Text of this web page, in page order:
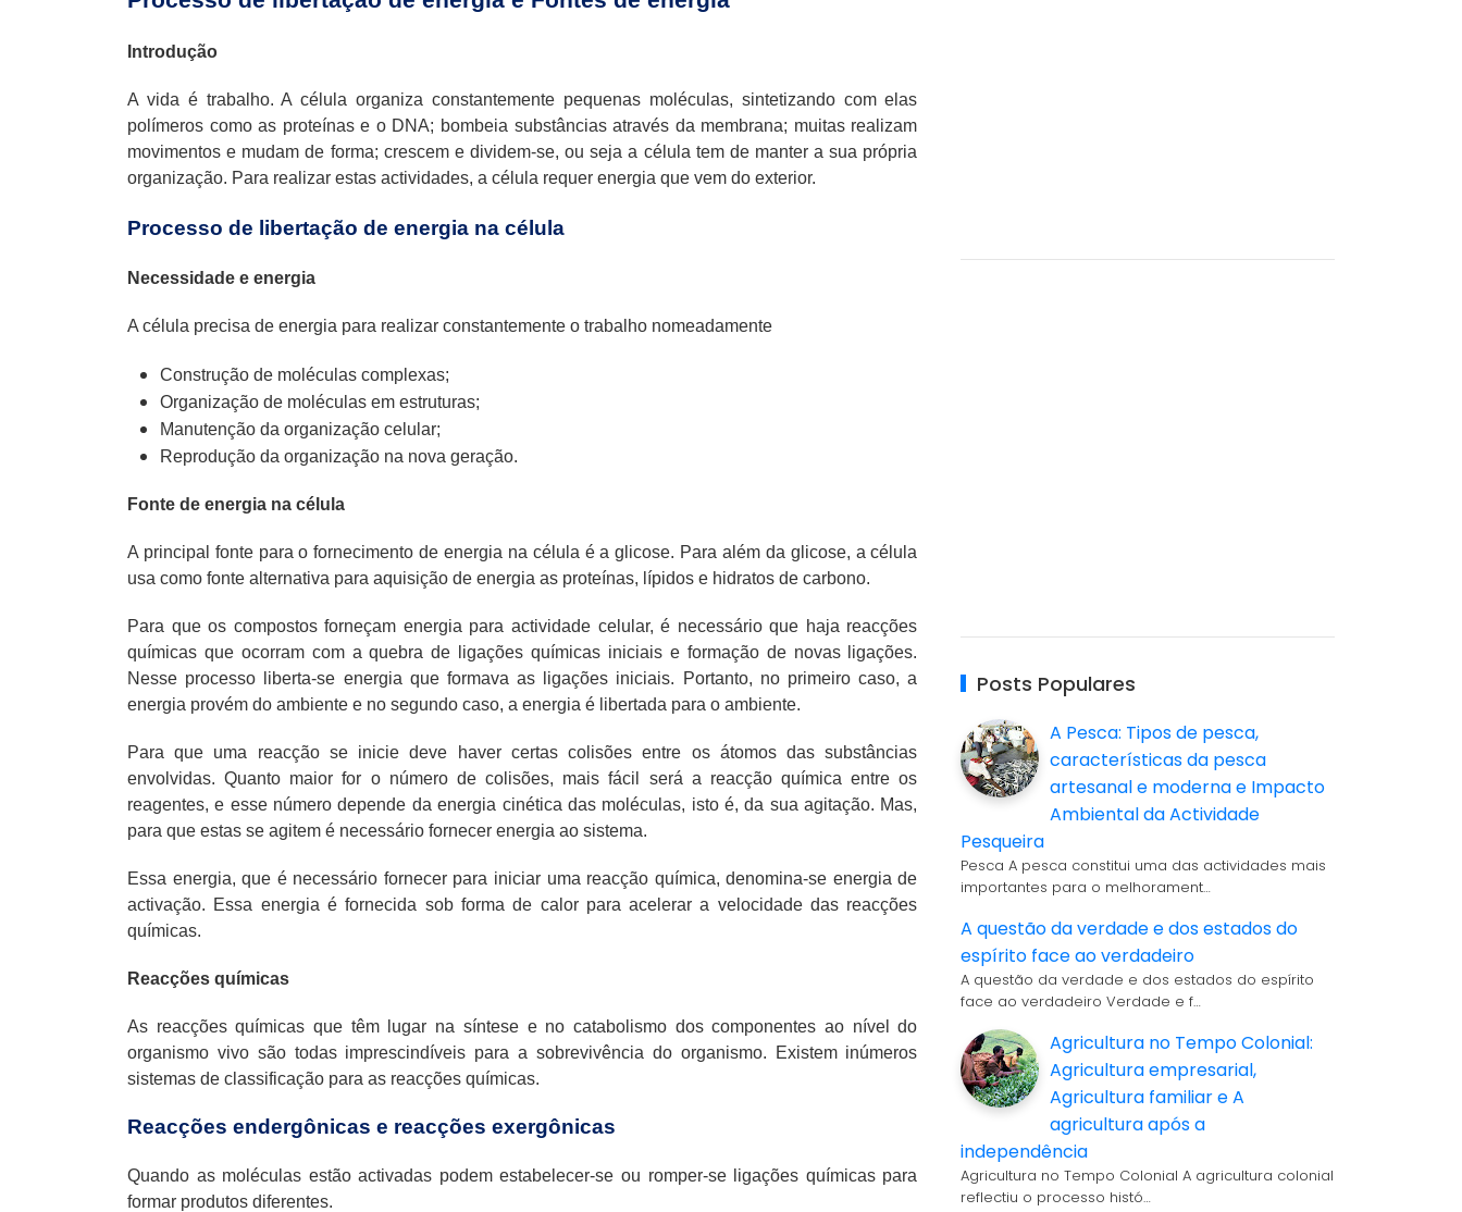
Introdução
A vida é trabalho. A célula organiza constantemente pequenas moléculas, sintetizando com elas
polímeros como as proteínas e o DNA; bombeia substâncias através da membrana; muitas realizam
movimentos e mudam de forma; crescem e dividem-se, ou seja a célula tem de manter a sua própria
organização. Para realizar estas actividades, a célula requer energia que vem do exterior.
Processo de libertação de energia na célula
Necessidade e energia
A célula precisa de energia para realizar constantemente o trabalho nomeadamente
Construção de moléculas complexas;
Organização de moléculas em estruturas;
Manutenção da organização celular;
Reprodução da organização na nova geração.
Fonte de energia na célula
A principal fonte para o fornecimento de energia na célula é a glicose. Para além da glicose, a célula
usa como fonte alternativa para aquisição de energia as proteínas, lípidos e hidratos de carbono.
Para que os compostos forneçam energia para actividade celular, é necessário que haja reacções
químicas que ocorram com a quebra de ligações químicas iniciais e formação de novas ligações.
Nesse processo liberta-se energia que formava as ligações iniciais. Portanto, no primeiro caso, a
energia provém do ambiente e no segundo caso, a energia é libertada para o ambiente.
Para que uma reacção se inicie deve haver certas colisões entre os átomos das substâncias
envolvidas. Quanto maior for o número de colisões, mais fácil será a reacção química entre os
reagentes, e esse número depende da energia cinética das moléculas, isto é, da sua agitação. Mas,
para que estas se agitem é necessário fornecer energia ao sistema.
Essa energia, que é necessário fornecer para iniciar uma reacção química, denomina-se energia de
activação. Essa energia é fornecida sob forma de calor para acelerar a velocidade das reacções
químicas.
Reacções químicas
As reacções químicas que têm lugar na síntese e no catabolismo dos componentes ao nível do
organismo vivo são todas imprescindíveis para a sobrevivência do organismo. Existem inúmeros
sistemas de classificação para as reacções químicas.
Reacções endergônicas e reacções exergônicas
Quando as moléculas estão activadas podem estabelecer-se ou romper-se ligações químicas para
formar produtos diferentes.
Posts Populares
A Pesca: Tipos de pesca,
características da pesca
artesanal e moderna e Impacto
Ambiental da Actividade
Pesqueira
Pesca A pesca constitui uma das actividades mais
importantes para o melhorament…
A questão da verdade e dos estados do
espírito face ao verdadeiro
A questão da verdade e dos estados do espírito
face ao verdadeiro Verdade e f…
Agricultura no Tempo Colonial:
Agricultura empresarial,
Agricultura familiar e A
agricultura após a
independência
Agricultura no Tempo Colonial A agricultura colonial
reflectiu o processo histó…